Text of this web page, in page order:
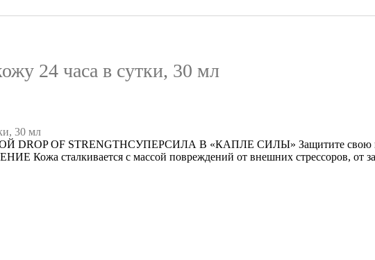
24 часа в сутки, 30 мл
OF STRENGTHСУПЕРСИЛА В «КАПЛЕ СИЛЫ» Защитите свою кожу
Кожа сталкивается с массой повреждений от внешних стрессоров, от